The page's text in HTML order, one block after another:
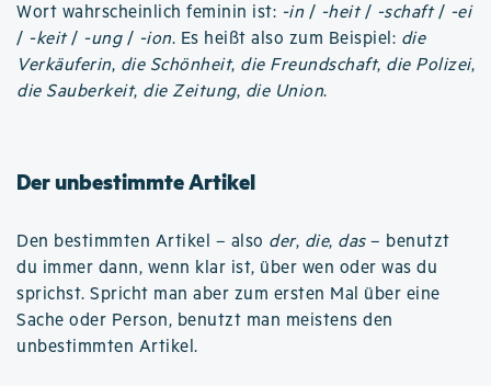
Wort wahrscheinlich feminin ist: -in / -heit/ -schaft/ -ei
/ -keit/ -ung/ -ion. Es heißt also zum Beispiel: die
Verkäuferin, die Schönheit, die Freundschaft, die Polizei,
die Sauberkeit, die Zeitung, die Union.
Der unbestimmte Artikel
Den bestimmten Artikel – also der, die, das– benutzt
du immer dann, wenn klar ist, über wen oder was du
sprichst. Spricht man aber zum ersten Mal über eine
Sache oder Person, benutzt man meistens den
unbestimmten Artikel.